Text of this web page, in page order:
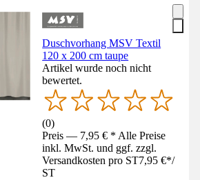
Duschvorhang MSV Textil
120 x 200 cm taupe
Artikel wurde noch nicht
bewertet.
(0)
Preis — 7,95 € * Alle Preise
inkl. MwSt. und ggf. zzgl.
Versandkosten pro ST7,95 €*/
ST